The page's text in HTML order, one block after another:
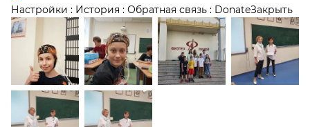
Настройки : История : Обратная связь : DonateЗакрыть